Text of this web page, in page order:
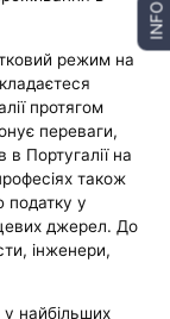
режим на
протягом
переваги,
в Португалії на
також
податку у
джерел. До
інженери,
у найбільших
INFO